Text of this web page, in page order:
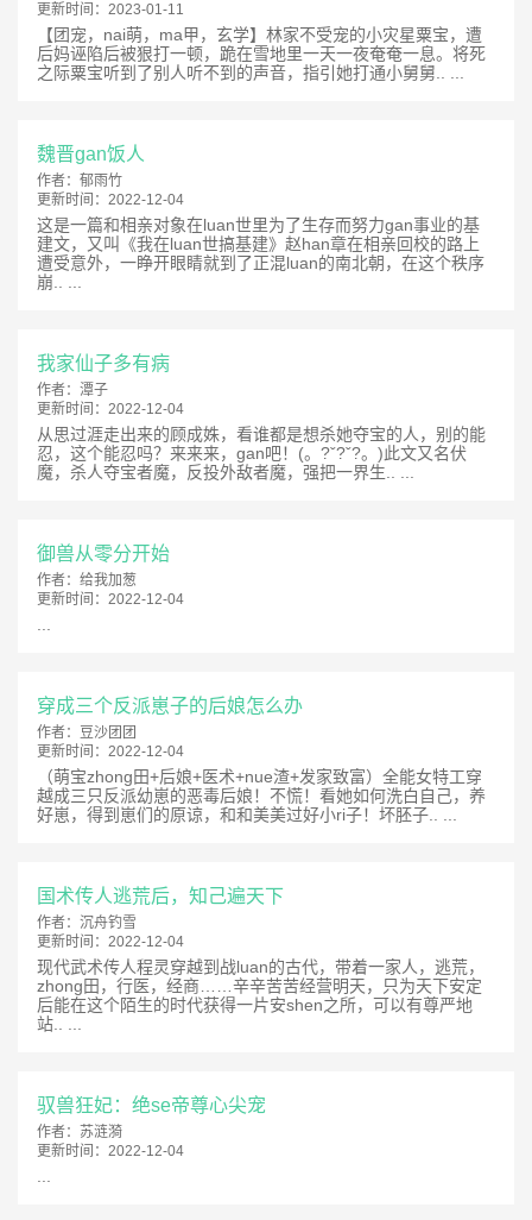
更新时间： 2023-01-11
【团宠，nai萌，ma甲，玄学】林家不受宠的小灾星粟宝，遭
后妈诬陷后被狠打一顿，跪在雪地里一天一夜奄奄一息。将死
之际粟宝听到了别人听不到的声音，指引她打通小舅舅.. ...
魏晋gan饭人
作者： 郁雨竹
更新时间： 2022-12-04
这是一篇和相亲对象在luan世里为了生存而努力gan事业的基
建文，又叫《我在luan世搞基建》赵han章在相亲回校的路上
遭受意外，一睁开眼睛就到了正混luan的南北朝，在这个秩序
崩.. ...
我家仙子多有病
作者： 潭子
更新时间： 2022-12-04
从思过涯走出来的顾成姝，看谁都是想杀她夺宝的人，别的能
忍，这个能忍吗？来来来，gan吧！(。?ˇ?ˇ?。)此文又名伏
魔，杀人夺宝者魔，反投外敌者魔，强把一界生.. ...
御兽从零分开始
作者： 给我加葱
更新时间： 2022-12-04
穿成三个反派崽子的后娘怎么办
作者：
豆沙团团
更新时间： 2022-12-04
（萌宝zhong田+后娘+医术+nue渣+发家致富）全能女特工穿
越成三只反派幼崽的恶毒后娘！不慌！看她如何洗白自己，养
好崽，得到崽们的原谅，和和美美过好小ri子！坏胚子.. ...
国术传人逃荒后，知己遍天下
作者： 沉舟钓雪
更新时间： 2022-12-04
现代武术传人程灵穿越到战luan的古代，带着一家人，逃荒，
zhong田，行医，经商……辛辛苦苦经营明天，只为天下安定
后能在这个陌生的时代获得一片安shen之所，可以有尊严地
站.. ...
驭兽狂妃：绝se帝尊心尖宠
作者： 苏涟漪
更新时间： 2022-12-04